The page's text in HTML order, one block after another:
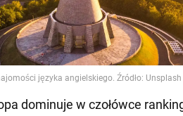
dominuje w czołówce